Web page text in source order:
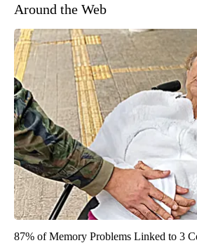
Around the Web
87% of Memory Problems Linked to 3